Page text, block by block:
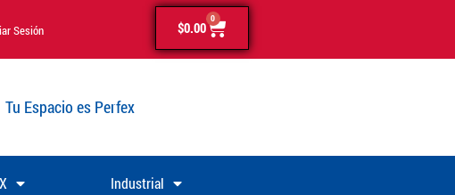
Sesión $0.00
0
Tu Espacio es Perfex
Industrial